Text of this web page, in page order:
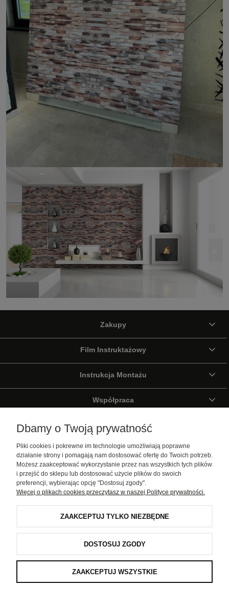
Zakupy
Film Instruktażowy
Instrukcja Montażu
Współpraca
Wirtualny Spacer
Galeria
Pomoc
Dbamy o Twoją prywatność
Pliki cookies i pokrewne im technologie umożliwiają poprawne
działanie strony i pomagają nam dostosować ofertę do Twoich potrzeb.
Możesz zaakceptować wykorzystanie przez nas wszystkich tych plików
i przejść do sklepu lub dostosować użycie plików do swoich
preferencji, wybierając opcję "Dostosuj zgody".
Więcej o plikach cookies przeczytasz w naszej Polityce prywatności.
ZAAKCEPTUJ TYLKO NIEZBĘDNE
DOSTOSUJ ZGODY
ZAAKCEPTUJ WSZYSTKIE